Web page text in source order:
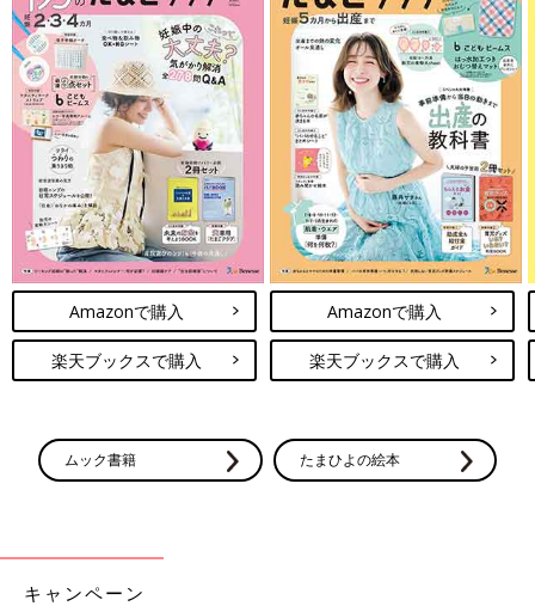
Amazonで購入
楽天ブックスで購入
Amazonで購入
楽天ブックスで購入
ムック書籍 たまひよの絵本
キャンペーン